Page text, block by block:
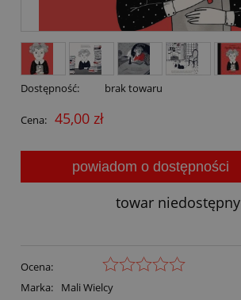
Dostępność: brak towaru
Cena: 45,00 zł
powiadom o dostępności
towar niedostępny
Ocena:
Marka:
Mali Wielcy